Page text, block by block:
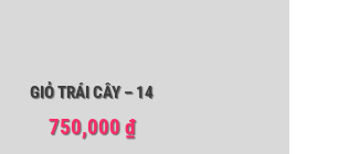
GIỎ TRÁI CÂY – 14
750,000₫